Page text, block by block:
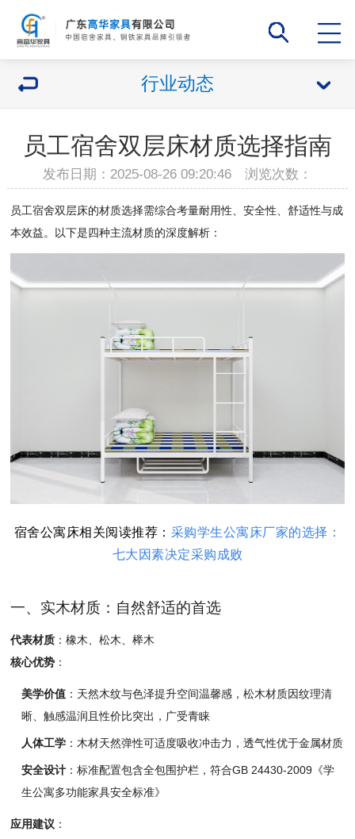
行业动态
员工宿舍双层床材质选择指南
发布日期：2025-08-26 09:20:46 浏览次数：
员工宿舍双层床的材质选择需综合考量耐用性、安全性、舒适性与成
本效益。 以下是四种主流材质的深度解析：
宿舍公寓床相关阅读推荐： 采购学生公寓床厂家的选择：
七大因素决定采购成败
一、实木材质：自然舒适的首选
代表材质 ：橡木、松木、榉木
核心优势 ：
美学价值 ： 天然木纹与色泽提升空间温馨感，松木材质因纹理清
晰、触感温润且性价比突出， 广受青睐
人体工学 ：木材天然弹性可适度吸收冲击力，透气性优于金属材质
安全设计 ：标准配置包含全包围护栏，符合GB24430-2009《学
生公寓多功能家具安全标准》
应用建议 ：